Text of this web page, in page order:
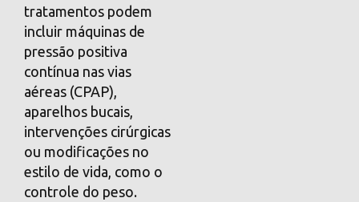
tratamentos podem
incluir máquinas de
pressão positiva
contínua nas vias
aéreas (CPAP),
aparelhos bucais,
intervenções cirúrgicas
ou modificações no
estilo de vida, como o
controle do peso.